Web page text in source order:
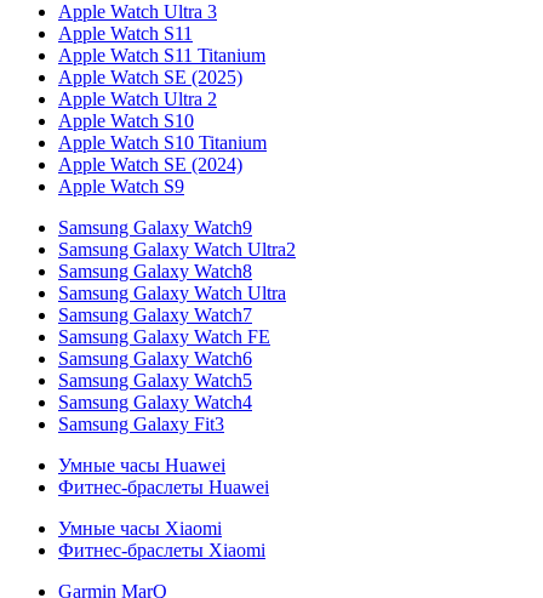
Apple Watch Ultra 3
Apple Watch S11
Apple Watch S11 Titanium
Apple Watch SE (2025)
Apple Watch Ultra 2
Apple Watch S10
Apple Watch S10 Titanium
Apple Watch SE (2024)
Apple Watch S9
Samsung Galaxy Watch9
Samsung Galaxy Watch Ultra2
Samsung Galaxy Watch8
Samsung Galaxy Watch Ultra
Samsung Galaxy Watch7
Samsung Galaxy Watch FE
Samsung Galaxy Watch6
Samsung Galaxy Watch5
Samsung Galaxy Watch4
Samsung Galaxy Fit3
Умные часы Huawei
Фитнес-браслеты Huawei
Умные часы Xiaomi
Фитнес-браслеты Xiaomi
Garmin MarQ